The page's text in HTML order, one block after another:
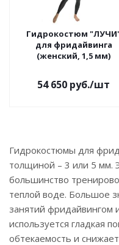
Гидрокостюм
для фридайвинга
(женский, 1,5 мм)
54 650 руб./шт
Гидрокостюмы для
толщиной – 3 или 5 мм.
большинство
теплой воде. Большое
занятий фридайвингом
используется гладкая
обтекаемость и